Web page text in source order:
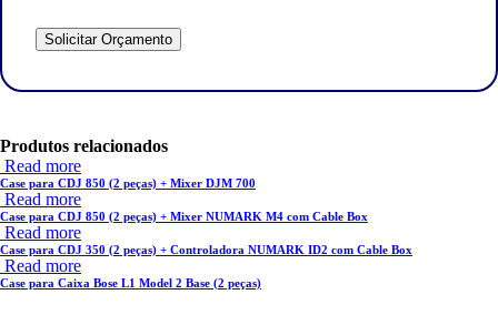
Produtos relacionados
Read more
Case para CDJ 850 (2 peças) + Mixer DJM 700
Read more
Case para CDJ 850 (2 peças) + Mixer NUMARK M4 com Cable Box
Read more
Case para CDJ 350 (2 peças) + Controladora NUMARK ID2 com Cable Box
Read more
Case para Caixa Bose L1 Model 2 Base (2 peças)